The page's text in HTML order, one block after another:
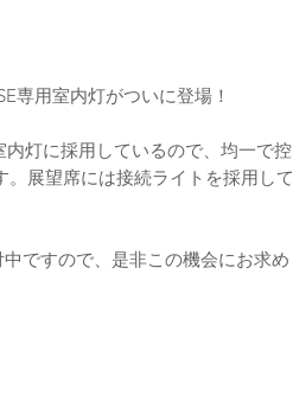
専用室内灯がついに登場！
灯に採用しているので、均一で控
展望席には接続ライトを採用して
ですので、是非この機会にお求め